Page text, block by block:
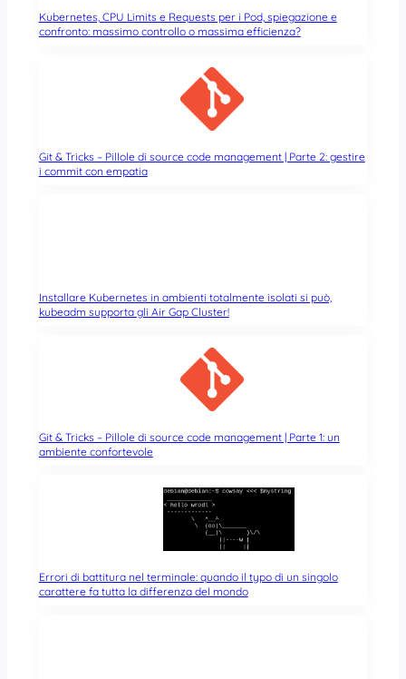
Kubernetes, CPU Limits e Requests per i Pod, spiegazione e
confronto: massimo controllo o massima efficienza?
Git & Tricks – Pillole di source code management | Parte 2: gestire
i commit con empatia
Installare Kubernetes in ambienti totalmente isolati si può,
kubeadm supporta gli Air Gap Cluster!
Git & Tricks – Pillole di source code management | Parte 1: un
ambiente confortevole
Errori di battitura nel terminale: quando il typo di un singolo
carattere fa tutta la differenza del mondo